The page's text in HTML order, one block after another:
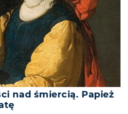
nad śmiercią. Papież